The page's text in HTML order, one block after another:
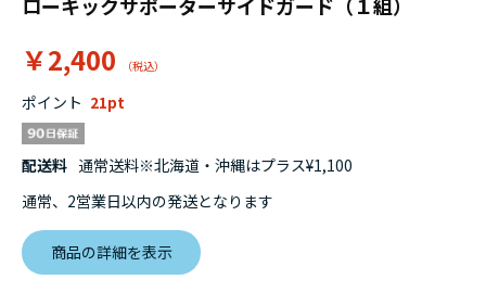
ローキックサポーターサイドガード（１組）
￥2,400
ポイント 21
配送料 通常送料※北海道・沖縄はプラス¥1,100
通常、2営業日以内の発送となります
商品の詳細を表示